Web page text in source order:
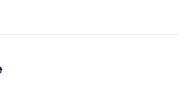
il proprietario, a cui è stata fatta la
pensato di applicare uno sconto